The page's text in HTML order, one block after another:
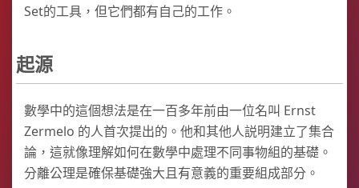
Set的工具，但它們都有自己的工作。
起源
數學中的這個想法是在一百多年前由一位名叫 Ernst
Zermelo 的人首次提出的。他和其他人説明建立了集合
論，這就像理解如何在數學中處理不同事物組的基礎。
分離公理是確保基礎強大且有意義的重要組成部分。